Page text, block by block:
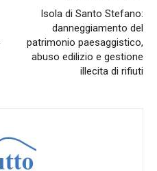
Isola di Santo Stefano:
danneggiamento del
patrimonio paesaggistico,
abuso edilizio e gestione
illecita di rifiuti